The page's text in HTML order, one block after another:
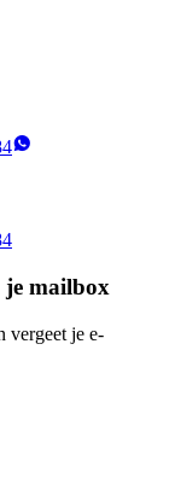
je mailbox
vergeet je e-